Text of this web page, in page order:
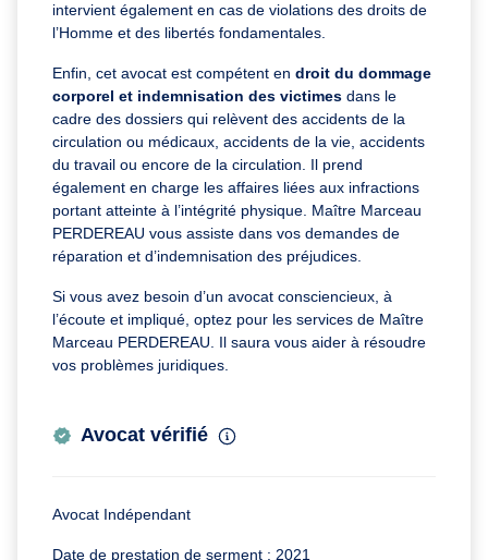
intervient également en cas de violations des droits de
l’Homme et des libertés fondamentales.
Enfin, cet avocat est compétent en droit du dommage
corporel et indemnisation des victimes dans le
cadre des dossiers qui relèvent des accidents de la
circulation ou médicaux, accidents de la vie, accidents
du travail ou encore de la circulation. Il prend
également en charge les affaires liées aux infractions
portant atteinte à l’intégrité physique. Maître Marceau
PERDEREAU vous assiste dans vos demandes de
réparation et d’indemnisation des préjudices.
Si vous avez besoin d’un avocat consciencieux, à
l’écoute et impliqué, optez pour les services de Maître
Marceau PERDEREAU. Il saura vous aider à résoudre
vos problèmes juridiques.
Avocat vérifié
Avocat Indépendant
Date de prestation de serment : 2021